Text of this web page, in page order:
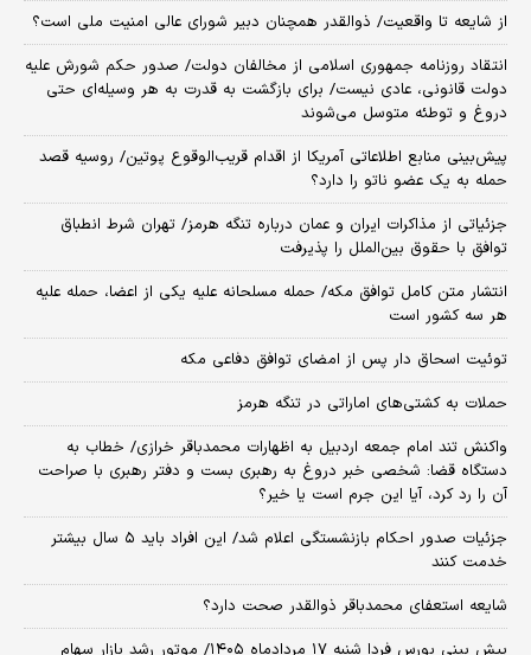
از شایعه تا واقعیت/ ذوالقدر همچنان دبیر شورای ‌عالی امنیت ملی است؟
انتقاد روزنامه جمهوری اسلامی از مخالفان دولت/ صدور حکم شورش علیه
دولت قانونی، عادی نیست/ برای بازگشت به قدرت به هر وسیله‌ای حتی
دروغ و توطئه متوسل می‌شوند
پیش‌بینی منابع اطلاعاتی آمریکا از اقدام قریب‌الوقوع پوتین/ روسیه قصد
حمله به یک عضو ناتو را دارد؟
جزئیاتی از مذاکرات ایران و عمان درباره تنگه هرمز/ تهران شرط انطباق
توافق با حقوق بین‌الملل را پذیرفت
انتشار متن کامل توافق مکه/ حمله مسلحانه علیه یکی از اعضا، حمله علیه
هر سه کشور است
توئیت اسحاق دار پس از امضای توافق دفاعی مکه
حملات به کشتی‌های اماراتی در تنگه هرمز
واکنش تند امام جمعه اردبیل به اظهارات محمدباقر خرازی/ خطاب به
دستگاه قضا: شخصی خبر دروغ به رهبری بست و دفتر رهبری با صراحت
آن را رد کرد، آیا این جرم است یا خیر؟
جزئیات صدور احکام بازنشستگی اعلام شد/ این افراد باید ۵ سال بیشتر
خدمت کنند
شایعه استعفای محمدباقر ذوالقدر صحت دارد؟
پیش بینی بورس فردا شنبه ۱۷ مردادماه ۱۴۰۵/ موتور رشد بازار سهام